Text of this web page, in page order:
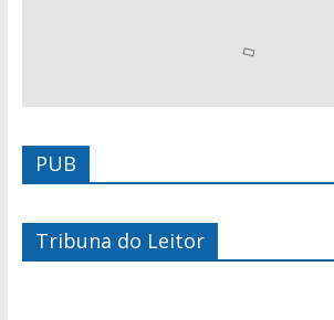
PUB
Tribuna do Leitor